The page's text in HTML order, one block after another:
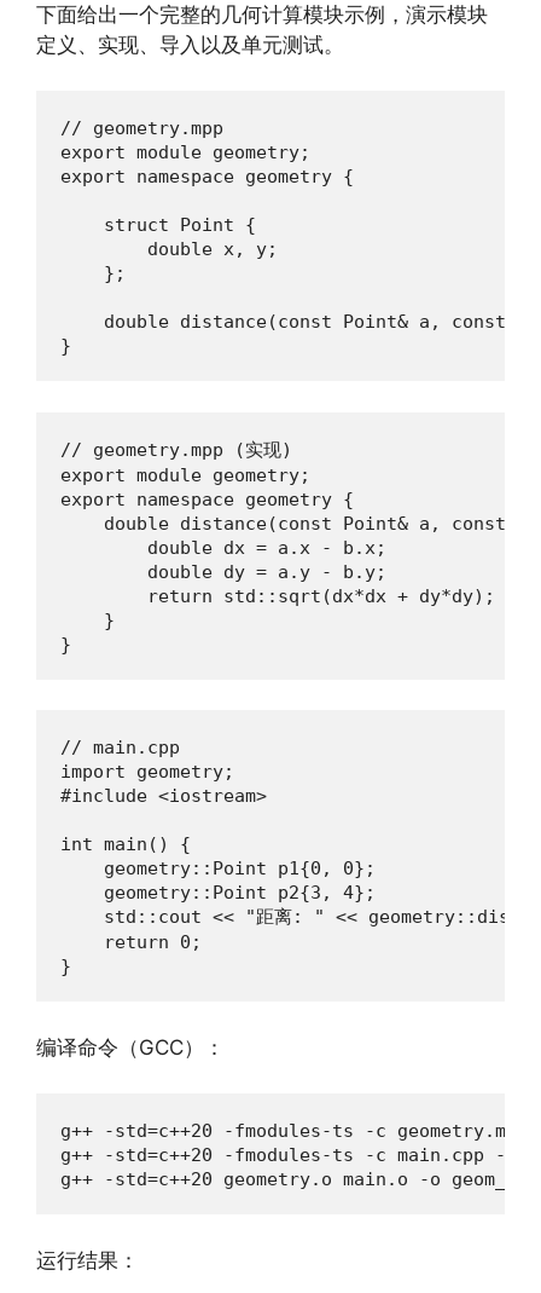
下面给出一个完整的几何计算模块示例，演示模块
定义、实现、导入以及单元测试。
// geometry.mpp
export module geometry;
export namespace geometry {
    struct Point {
        double x, y;
    };
double distance(const Point& a, const
}
// geometry.mpp (实现)
export module geometry;
export namespace geometry {
double distance(const Point& a, const
        double dx = a.x - b.x;
        double dy = a.y - b.y;
        return std::sqrt(dx*dx + dy*dy);
    }
}
// main.cpp
import geometry;
#include <iostream>
int main() {
    geometry::Point p1{0, 0};
    geometry::Point p2{3, 4};
std::cout << "距离: " <<
    return 0;
}
编译命令（GCC）：
g++ -std=c++20 -fmodules-ts -c geometry.mpp
g++ -std=c++20 -fmodules-ts -c main.cpp -o
g++ -std=c++20 geometry.o main.o -o geom_app
运行结果：